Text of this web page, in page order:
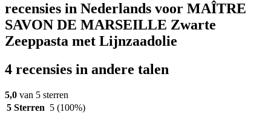
recensies in Nederlands voor MAÎTRE
SAVON DE MARSEILLE Zwarte
Zeeppasta met Lijnzaadolie
4 recensies in andere talen
5,0 van 5 sterren
5 Sterren 5 (100%)